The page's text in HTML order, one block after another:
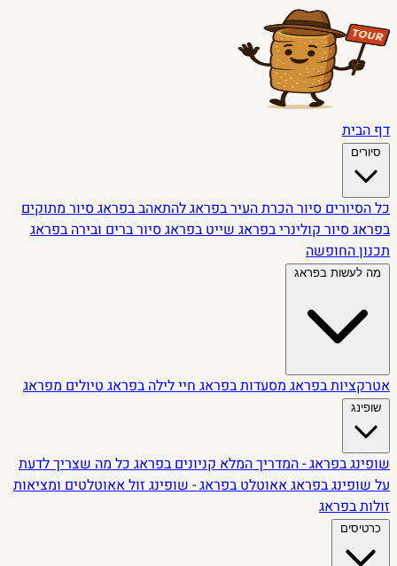
דף הבית
סיורים
כל הסיוריםסיור הכרת העיר בפראגלהתאהב בפראגסיור מתוקים
בפראגסיור קולינרי בפראגשייט בפראגסיור ברים ובירה בפראג
תכנון החופשה
מה לעשות בפראג
אטרקציות בפראגמסעדות בפראגחיי לילה בפראגטיולים מפראג
שופינג
שופינג בפראג - המדריך המלאקניונים בפראגכל מה שצריך לדעת
על שופינג בפראגאאוטלט בפראג - שופינג זולאאוטלטים ומציאות
זולות בפראג
כרטיסים